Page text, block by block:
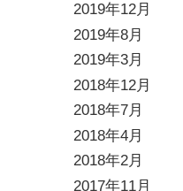
2019年12月
2019年8月
2019年3月
2018年12月
2018年7月
2018年4月
2018年2月
2017年11月